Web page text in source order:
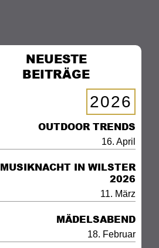
NEUESTE
BEITRÄGE
2026
OUTDOOR TRENDS
16. April
MUSIKNACHT IN WILSTER
2026
11. März
MÄDELSABEND
18. Februar